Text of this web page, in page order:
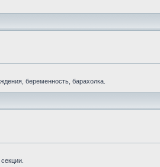
беременность, барахолка.